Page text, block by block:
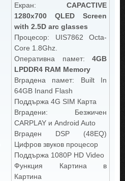
Екран: CAPACTIVE
1280x700 QLED Screen
with 2.5D arc glasses
Процесор: UIS7862 Octa-
Core 1.8Ghz.
Оперативна памет: 4GB
LPDDR4 RAM Memory
Вградена памет: Built In
64GB Inand Flash
Поддържа 4G SIM Карта
Вградени: Безжичен
CARPLAY и Android Auto
Вграден DSP (48EQ)
Цифров звуков процесор
Поддържа 1080P HD Video
Функция Картина в
Картина